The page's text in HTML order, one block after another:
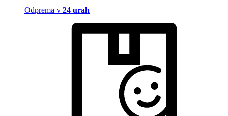
Odprema v 24 urah